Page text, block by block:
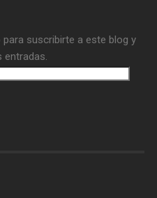
suscribirte a este blog y